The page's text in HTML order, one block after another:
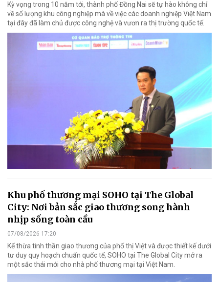
Kỳ vọng trong 10 năm tới, thành phố Đồng Nai sẽ tự hào không chỉ
về số lượng khu công nghiệp mà về việc các doanh nghiệp Việt Nam
tại đây đã làm chủ được công nghệ và vươn ra thị trường quốc tế.
Khu phố thương mại SOHO tại The Global
City: Nơi bản sắc giao thương song hành
nhịp sống toàn cầu
07/08/2026 17:20
Kế thừa tinh thần giao thương của phố thị Việt và được thiết kế dưới
tư duy quy hoạch chuẩn quốc tế, SOHO tại The Global City mở ra
một sắc thái mới cho nhà phố thương mại tại Việt Nam.